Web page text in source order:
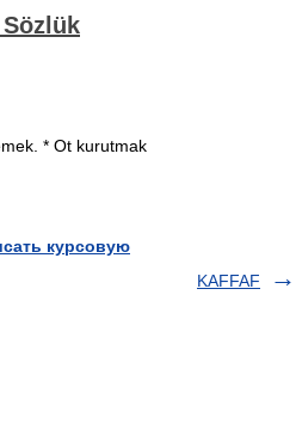
* Ot kurutmak
курсовую
KAFFAF